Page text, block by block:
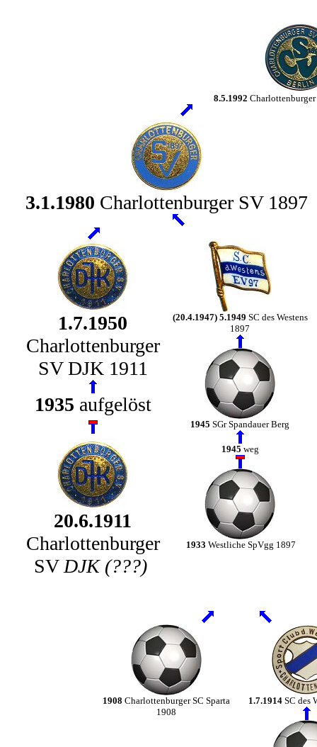
8.5.1992
3.1.1980 Charlottenburger SV 1897
1.7.1950
Charlottenburger
SV DJK 1911
1935 aufgelöst
20.6.1911
Charlottenburger
SV DJK (???)
(20.4.1947) 5.1949 SC des Westens
1897
1945 SGr Spandauer Berg
1945 weg
1933 Westliche SpVgg 1897
1908 Charlottenburger SC Sparta
1908
1.7.1914SC des